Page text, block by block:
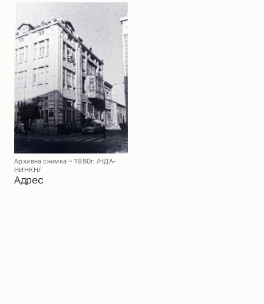
Архивна снимка ~ 1980г. /НДА-
НИНКН/
Адрес